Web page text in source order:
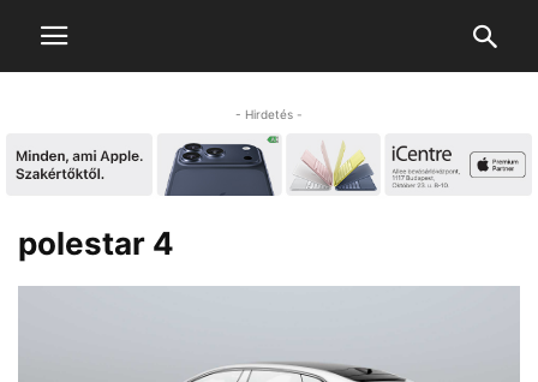
- Hirdetés -
polestar 4